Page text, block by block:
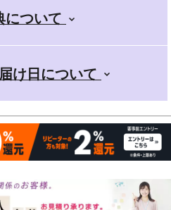
ローランド
カシオ
コルグ
ローランド
パール
アクセサリー
ティックギター
弦楽器
子管楽器
マイク
+スマホ
カンタン
他取扱商品
について
け日について